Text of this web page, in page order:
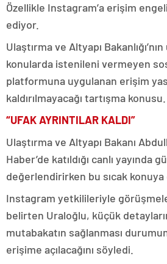
Özellikle Instagram’a erişim
ediyor.
Ulaştırma ve Altyapı
konularda istenileni vermeyen
platformuna uygulanan erişim
kaldırılmayacağı tartışma konusu.
“UFAK AYRINTILAR KALDI”
Ulaştırma ve Altyapı Bakanı
Haber’de katıldığı canlı yayında
değerlendirirken bu sıcak konuya
Instagram yetkilileriyle
belirten Uraloğlu, küçük detayların
mutabakatın sağlanması
erişime açılacağını söyledi.